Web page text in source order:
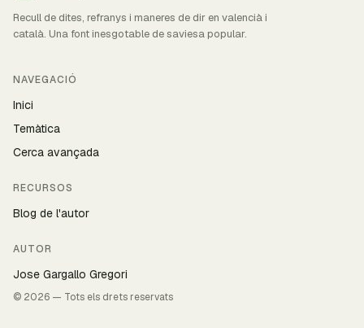
Recull de dites, refranys i maneres de dir en valencià i
català. Una font inesgotable de saviesa popular.
NAVEGACIÓ
Inici
Temàtica
Cerca avançada
RECURSOS
Blog de l'autor
AUTOR
Jose Gargallo Gregori
© 2026 — Tots els drets reservats